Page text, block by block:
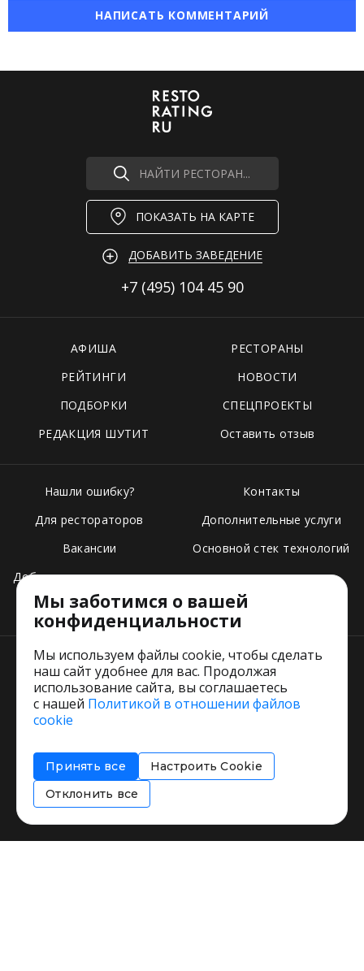
НАПИСАТЬ КОММЕНТАРИЙ
НАЙТИ РЕСТОРАН...
ПОКАЗАТЬ НА КАРТЕ
ДОБАВИТЬ ЗАВЕДЕНИЕ
+7 (495) 104 45 90
АФИША
РЕСТОРАНЫ
РЕЙТИНГИ
НОВОСТИ
ПОДБОРКИ
СПЕЦПРОЕКТЫ
РЕДАКЦИЯ ШУТИТ
Оставить отзыв
Нашли ошибку?
Для рестораторов
Вакансии
Добавить свое заведение
Тарифы
Контакты
Дополнительные услуги
Основной стек технологий
Пользовательское соглашение
Соглашение об информировании
Политика использования cookies
Мы заботимся о вашей
конфиденциальности
Мы используем файлы cookie, чтобы сделать
наш сайт удобнее для вас. Продолжая
использование сайта, вы соглашаетесь
с нашей Политикой в отношении файлов
cookie
Принять все
Настроить Cookie
Отклонить все